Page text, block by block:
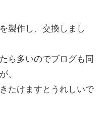
製作し、交換しまし
ら多いのでブログも同
、
たけますとうれしいで